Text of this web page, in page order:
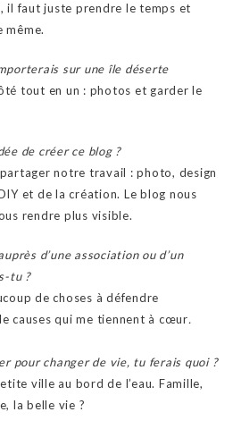
il faut juste prendre le temps et
sur une île déserte
tout en un : photos et garder le
de créer ce blog ?
notre travail : photo, design
et de la création. Le blog nous
rendre plus visible.
d’une association ou d’un
tu ?
de choses à défendre
causes qui me tiennent à cœur.
pour changer de vie, tu ferais quoi ?
ville au bord de l’eau. Famille,
la belle vie ?